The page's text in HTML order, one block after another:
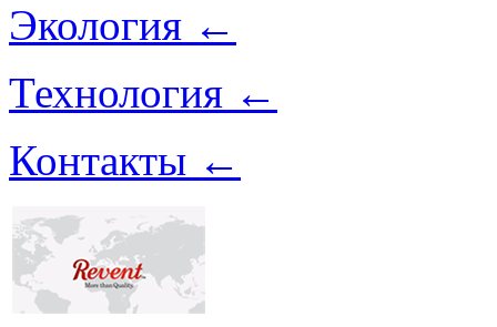
Экология ←
Технология ←
Контакты ←